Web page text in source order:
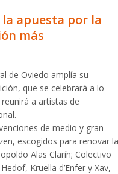
la apuesta por la
más
de Oviedo amplía su
que se celebrará a lo
a artistas de
de medio y gran
escogidos para renovar la
Alas Clarín; Colectivo
Kruella d’Enfer y Xav,